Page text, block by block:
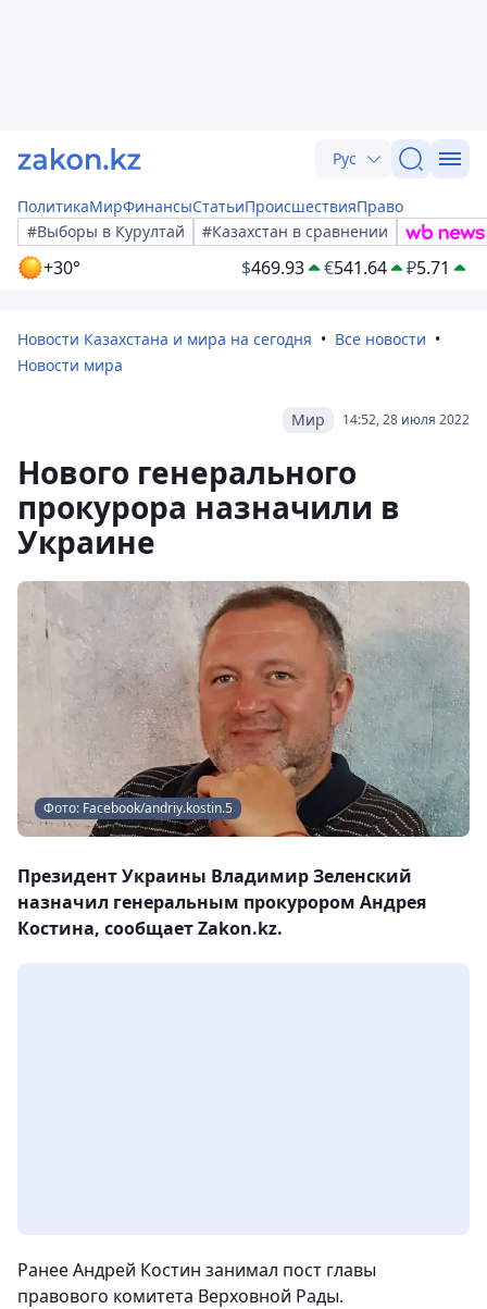
Рус
ПолитикаМирФинансыСтатьиПроисшествияПраво
#Выборы в Курултай
#Казахстан в сравнении
+30° $469.93 €541.64 ₽5.71
Новости Казахстана и мира на сегодня
Все новости
Новости мира
14:52, 28 июля 2022
Мир
Нового генерального
прокурора назначили в
Украине
Фото: Facebook/andriy.kostin.5
Президент Украины Владимир Зеленский
назначил генеральным прокурором Андрея
Костина, сообщает Zakon.kz.
Ранее Андрей Костин занимал пост главы
правового комитета Верховной Рады.